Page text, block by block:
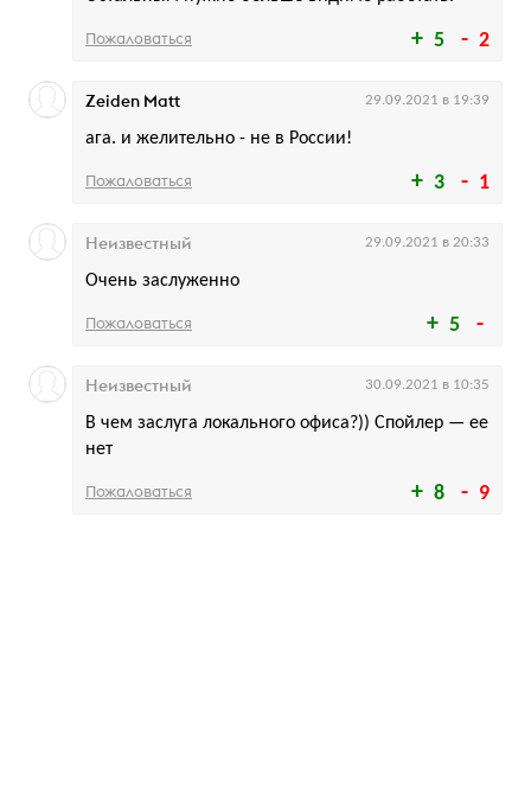
5 2
Пожаловаться
3 1
ага. и желительно - не в России!
Zeiden Matt 29.09.2021 в 19:39
Пожаловаться
5
Очень заслуженно
Неизвестный 29.09.2021 в 20:33
Пожаловаться
8 9
В чем заслуга локального офиса?)) Спойлер — ее
нет
Неизвестный 30.09.2021 в 10:35
Пожаловаться